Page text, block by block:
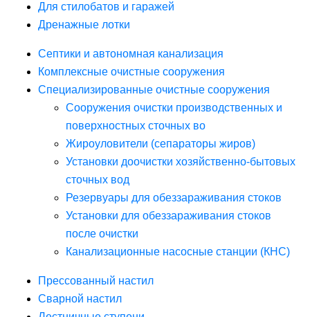
Для стилобатов и гаражей
Дренажные лотки
Септики и автономная канализация
Комплексные очистные сооружения
Специализированные очистные сооружения
Сооружения очистки производственных и
поверхностных сточных во
Жироуловители (сепараторы жиров)
Установки доочистки хозяйственно-бытовых
сточных вод
Резервуары для обеззараживания стоков
Установки для обеззараживания стоков
после очистки
Канализационные насосные станции (КНС)
Прессованный настил
Сварной настил